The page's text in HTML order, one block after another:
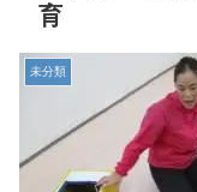
育
未分類